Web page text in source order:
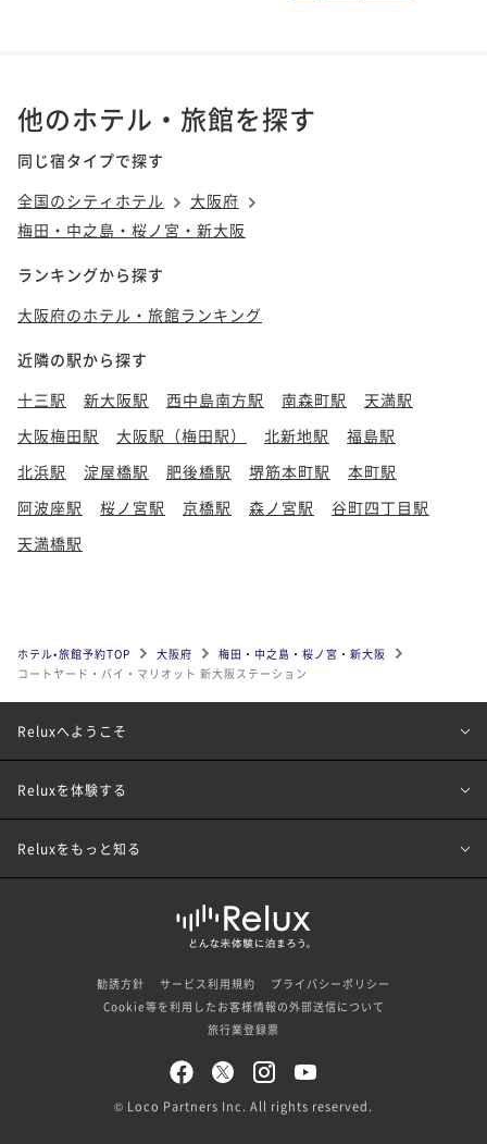
他のホテル・旅館を探す
同じ宿タイプで探す
全国のシティホテル
大阪府
梅田・中之島・桜ノ宮・新大阪
ランキングから探す
大阪府のホテル・旅館ランキング
近隣の駅から探す
十三駅
新大阪駅 西中島南方駅 南森町駅
天満駅
大阪梅田駅
大阪駅（梅田駅） 北新地駅
福島駅
北浜駅
淀屋橋駅 肥後橋駅 堺筋本町駅
本町駅
阿波座駅
桜ノ宮駅 京橋駅 森ノ宮駅
谷町四丁目駅
天満橋駅
ホテル•旅館予約TOP 大阪府
梅田・中之島・桜ノ宮・新大阪
コートヤード・バイ・マリオット 新大阪ステーション
Reluxへようこそ
Reluxを体験する
Reluxをもっと知る
勧誘方針 サービス利用規約
プライバシーポリシー
Cookie等を利用したお客様情報の外部送信について
旅行業登録票
© Loco Partners Inc. All rights reserved.